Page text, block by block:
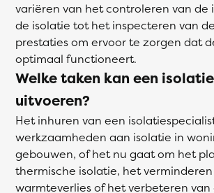
variëren van het controleren van de
de isolatie tot het inspecteren van
prestaties om ervoor te zorgen dat
optimaal functioneert.
Welke taken kan een
uitvoeren?
Het inhuren van een
werkzaamheden aan isolatie in
gebouwen, of het nu gaat om het
thermische isolatie, het
warmteverlies of het verbeteren